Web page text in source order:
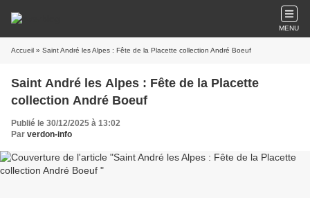
MENU
Accueil » Saint André les Alpes : Fête de la Placette collection André Boeuf
Saint André les Alpes : Fête de la Placette
collection André Boeuf
Publié le 30/12/2025 à 13:02
Par verdon-info